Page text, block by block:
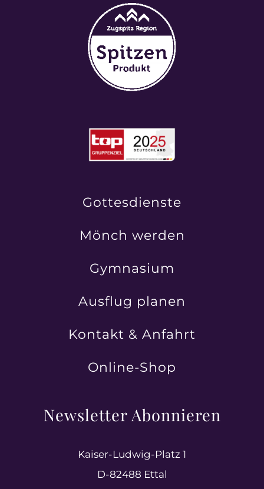
Gottesdienste
Mönch werden
Gymnasium
Ausflug planen
Kontakt & Anfahrt
Online-Shop
Newsletter Abonnieren
Kaiser-Ludwig-Platz 1
D-82488 Ettal